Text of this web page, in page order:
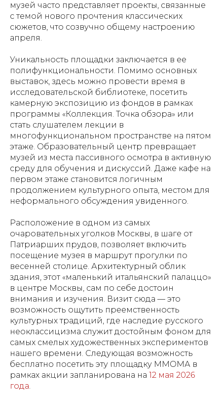
музей часто представляет проекты, связанные
с темой нового прочтения классических
сюжетов, что созвучно общему настроению
апреля.
Уникальность площадки заключается в ее
полифункциональности. Помимо основных
выставок, здесь можно провести время в
исследовательской библиотеке, посетить
камерную экспозицию из фондов в рамках
программы «Коллекция. Точка обзора» или
стать слушателем лекции в
многофункциональном пространстве на пятом
этаже. Образовательный центр превращает
музей из места пассивного осмотра в активную
среду для обучения и дискуссий. Даже кафе на
первом этаже становится логичным
продолжением культурного опыта, местом для
неформального обсуждения увиденного.
Расположение в одном из самых
очаровательных уголков Москвы, в шаге от
Патриарших прудов, позволяет включить
посещение музея в маршрут прогулки по
весенней столице. Архитектурный облик
здания, этот «маленький итальянский палаццо»
в центре Москвы, сам по себе достоин
внимания и изучения. Визит сюда — это
возможность ощутить преемственность
культурных традиций, где наследие русского
неоклассицизма служит достойным фоном для
самых смелых художественных экспериментов
нашего времени. Следующая возможность
бесплатно посетить эту площадку ММОМА в
рамках акции запланирована на 12 мая 2026
года.